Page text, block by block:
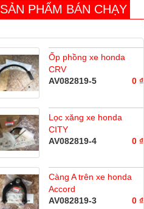
SẢN PHẨM BÁN CHẠY
Ốp phồng xe honda
CRV
AV082819-5
0 ₫
Lọc xăng xe honda
CITY
AV082819-4
0 ₫
Càng A trên xe honda
Accord
AV082819-3
0 ₫